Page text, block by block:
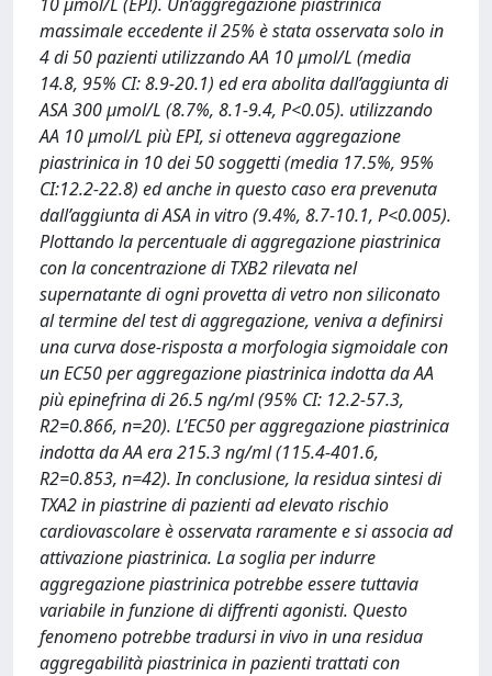
massimale eccedente il 25% è stata osservata solo in
4 di 50 pazienti utilizzando AA 10 μmol/L (media
14.8, 95% CI: 8.9-20.1) ed era abolita dall’aggiunta di
ASA 300 μmol/L (8.7%, 8.1-9.4, P<0.05). utilizzando
AA 10 μmol/L più EPI, si otteneva aggregazione
piastrinica in 10 dei 50 soggetti (media 17.5%, 95%
CI:12.2-22.8) ed anche in questo caso era prevenuta
dall’aggiunta di ASA in vitro (9.4%, 8.7-10.1, P<0.005).
Plottando la percentuale di aggregazione piastrinica
con la concentrazione di TXB2 rilevata nel
supernatante di ogni provetta di vetro non siliconato
al termine del test di aggregazione, veniva a definirsi
una curva dose-risposta a morfologia sigmoidale con
un EC50 per aggregazione piastrinica indotta da AA
più epinefrina di 26.5 ng/ml (95% CI: 12.2-57.3,
R2=0.866, n=20). L’EC50 per aggregazione piastrinica
indotta da AA era 215.3 ng/ml (115.4-401.6,
R2=0.853, n=42). In conclusione, la residua sintesi di
TXA2 in piastrine di pazienti ad elevato rischio
cardiovascolare è osservata raramente e si associa ad
attivazione piastrinica. La soglia per indurre
aggregazione piastrinica potrebbe essere tuttavia
variabile in funzione di diffrenti agonisti. Questo
fenomeno potrebbe tradursi in vivo in una residua
aggregabilità piastrinica in pazienti trattati con